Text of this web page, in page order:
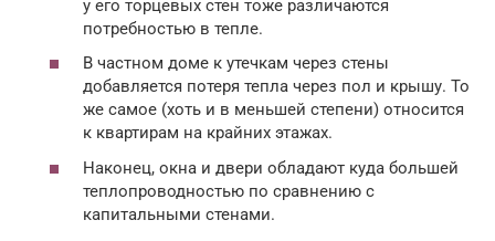
у его торцевых стен тоже различаются
потребностью в тепле.
В частном доме к утечкам через стены
добавляется потеря тепла через пол и крышу. То
же самое (хоть и в меньшей степени) относится
к квартирам на крайних этажах.
Наконец, окна и двери обладают куда большей
теплопроводностью по сравнению с
капитальными стенами.